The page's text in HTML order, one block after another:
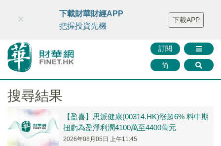
財華智庫網 FINTV FINMETA 財華證券 媒體矩陣
智庫沙龍
聯絡我們
訂閱
简
×
下載財華財經APP
把握投資先機
下載APP
搜尋結果
【盈喜】思派健康(00314.HK)涨超6% 料中期
扭虧為盈淨利潤4100萬至4400萬元
2026年08月05日 上午11:45